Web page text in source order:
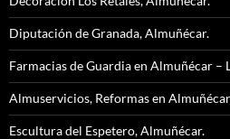
Diputación de Granada, Almuñécar.
Farmacias de Guardia en Almuñécar –
Almuservicios, Reformas en
Escultura del Espetero, Almuñécar.